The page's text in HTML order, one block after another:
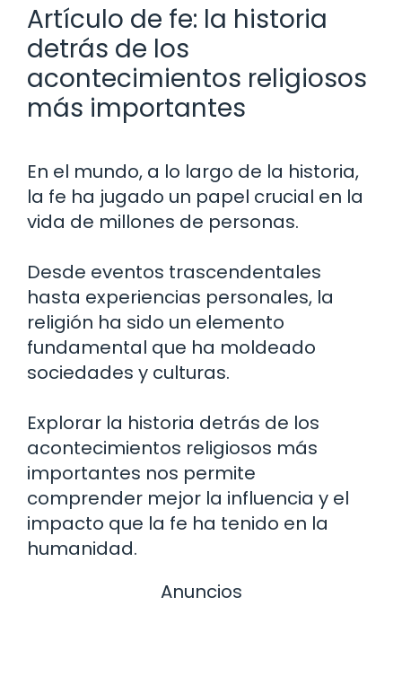
Artículo de fe: la historia
detrás de los
acontecimientos religiosos
más importantes
En el mundo, a lo largo de la historia,
la fe ha jugado un papel crucial en la
vida de millones de personas.
Desde eventos trascendentales
hasta experiencias personales, la
religión ha sido un elemento
fundamental que ha moldeado
sociedades y culturas.
Explorar la historia detrás de los
acontecimientos religiosos más
importantes nos permite
comprender mejor la influencia y el
impacto que la fe ha tenido en la
humanidad.
Anuncios